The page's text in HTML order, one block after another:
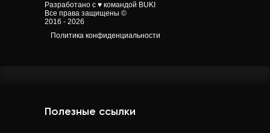
Разработано с ♥ командой BUKI
Все права защищены ©
2016 - 2026
Политика конфиденциальности
Полезные ссылки